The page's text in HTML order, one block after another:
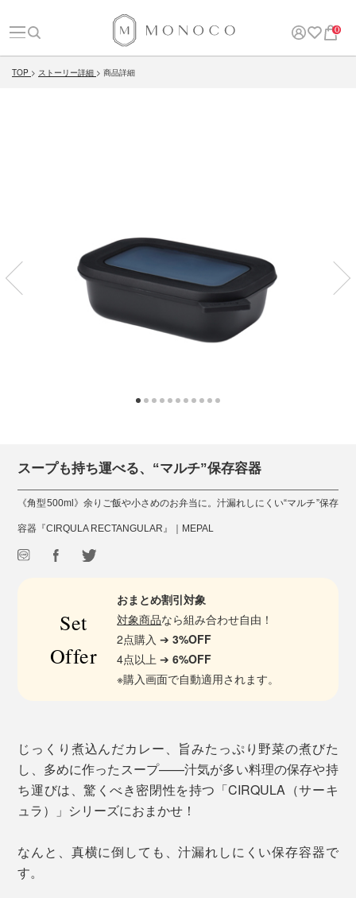
0
TOP ストーリー詳細 商品詳細
スープも持ち運べる、“マルチ”保存容器
《角型500ml》余りご飯や小さめのお弁当に。汁漏れしにくい“マルチ”保存
容器『CIRQULA RECTANGULAR』｜MEPAL
Set
Offer
おまとめ割引対象
対象商品なら組み合わせ自由！
2点購入 ➔3%OFF
4点以上 ➔6%OFF
※購入画面で自動適用されます。
じっくり煮込んだカレー、旨みたっぷり野菜の煮びた
し、多めに作ったスープ——汁気が多い料理の保存や持
ち運びは、驚くべき密閉性を持つ「CIRQULA（サーキ
ュラ）」シリーズにおまかせ！
なんと、真横に倒しても、汁漏れしにくい保存容器で
す。